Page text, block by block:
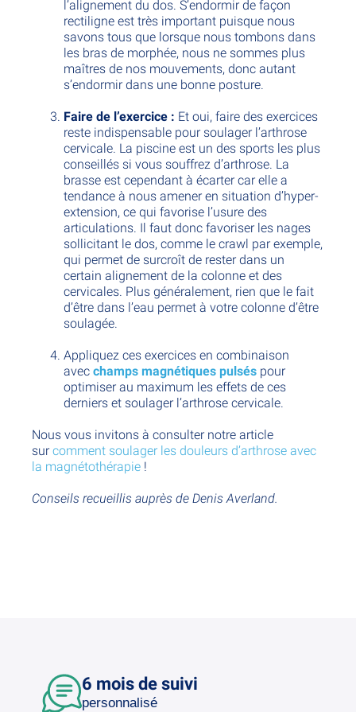
l’alignement du dos. S’endormir de façon
rectiligne est très important puisque nous
savons tous que lorsque nous tombons dans
les bras de morphée, nous ne sommes plus
maîtres de nos mouvements, donc autant
s’endormir dans une bonne posture.
Faire de l’exercice : Et oui, faire des exercices
reste indispensable pour soulager l’arthrose
cervicale. La piscine est un des sports les plus
conseillés si vous souffrez d’arthrose. La
brasse est cependant à écarter car elle a
tendance à nous amener en situation d’hyper-
extension, ce qui favorise l’usure des
articulations. Il faut donc favoriser les nages
sollicitant le dos, comme le crawl par exemple,
qui permet de surcroît de rester dans un
certain alignement de la colonne et des
cervicales. Plus généralement, rien que le fait
d’être dans l’eau permet à votre colonne d’être
soulagée.
Appliquez ces exercices en combinaison
avec champs magnétiques pulsés pour
optimiser au maximum les effets de ces
derniers et soulager l’arthrose cervicale.
Nous vous invitons à consulter notre article
sur comment soulager les douleurs d’arthrose avec
la magnétothérapie !
Conseils recueillis auprès de Denis Averland.
6 mois de suivi
personnalisé